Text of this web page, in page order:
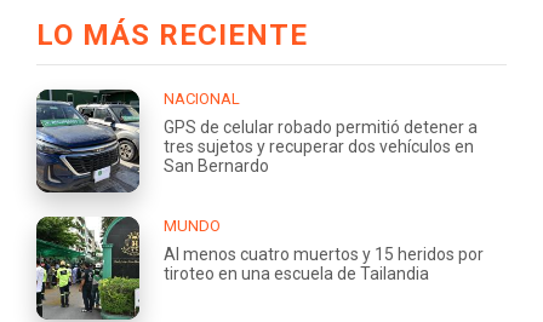
LO MÁS RECIENTE
NACIONAL
GPS de celular robado permitió detener a
tres sujetos y recuperar dos vehículos en
San Bernardo
MUNDO
Al menos cuatro muertos y 15 heridos por
tiroteo en una escuela de Tailandia